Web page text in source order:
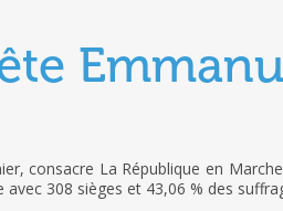
consacre La République en
308 sièges et 43,06 % des